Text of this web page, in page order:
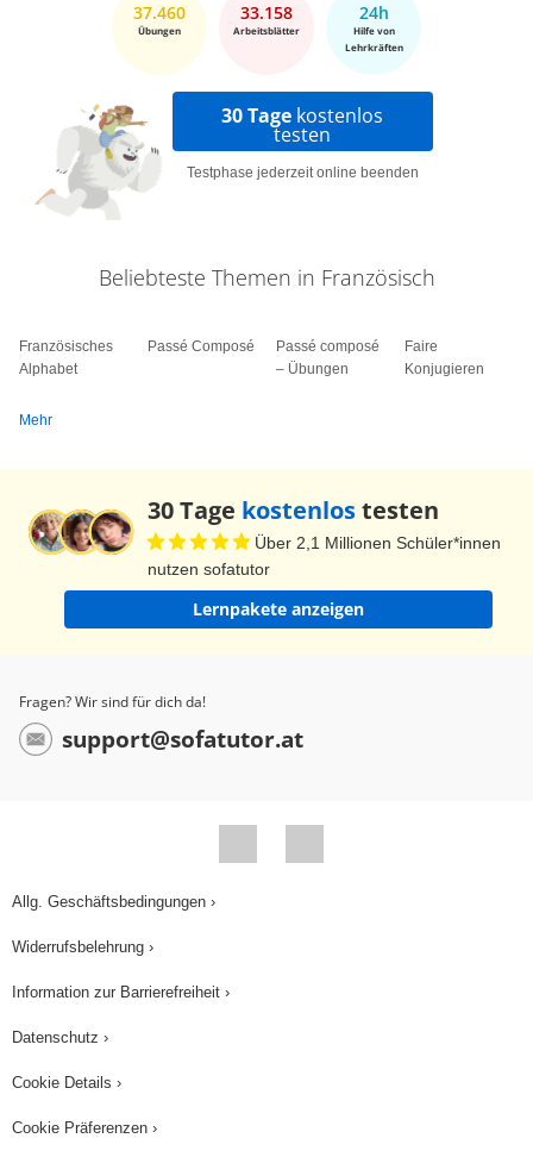
37.460
Übungen
33.158
Arbeitsblätter
24h
Hilfe von
Lehrkräften
30 Tage kostenlos
testen
Testphase jederzeit online beenden
Beliebteste Themen in Französisch
Französisches
Alphabet
Passé Composé
Passé composé
– Übungen
Faire
Konjugieren
Mehr
30 Tage kostenlostesten
Über 2,1 Millionen Schüler*innen
nutzen sofatutor
Lernpakete anzeigen
Fragen? Wir sind für dich da!
support@sofatutor.at
Allg. Geschäftsbedingungen ›
Widerrufsbelehrung ›
Information zur Barrierefreiheit ›
Datenschutz ›
Cookie Details ›
Cookie Präferenzen ›